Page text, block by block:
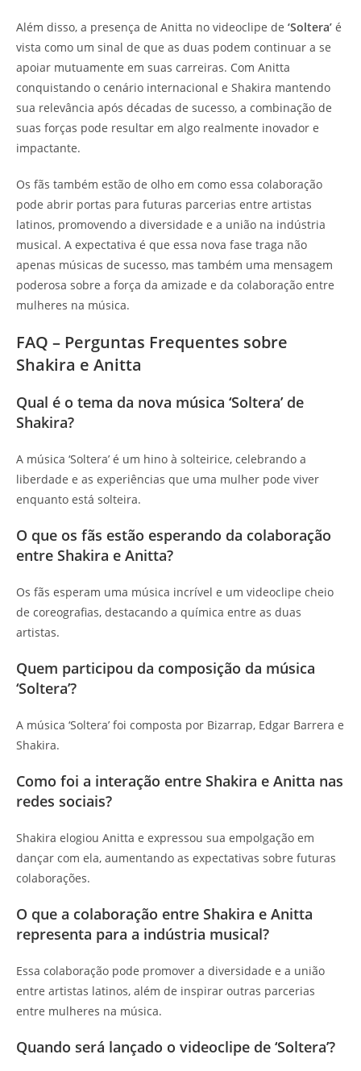
Além disso, a presença de Anitta no videoclipe de ‘Soltera’ é
vista como um sinal de que as duas podem continuar a se
apoiar mutuamente em suas carreiras. Com Anitta
conquistando o cenário internacional e Shakira mantendo
sua relevância após décadas de sucesso, a combinação de
suas forças pode resultar em algo realmente inovador e
impactante.
Os fãs também estão de olho em como essa colaboração
pode abrir portas para futuras parcerias entre artistas
latinos, promovendo a diversidade e a união na indústria
musical. A expectativa é que essa nova fase traga não
apenas músicas de sucesso, mas também uma mensagem
poderosa sobre a força da amizade e da colaboração entre
mulheres na música.
FAQ – Perguntas Frequentes sobre
Shakira e Anitta
Qual é o tema da nova música ‘Soltera’ de
Shakira?
A música ‘Soltera’ é um hino à solteirice, celebrando a
liberdade e as experiências que uma mulher pode viver
enquanto está solteira.
O que os fãs estão esperando da colaboração
entre Shakira e Anitta?
Os fãs esperam uma música incrível e um videoclipe cheio
de coreografias, destacando a química entre as duas
artistas.
Quem participou da composição da música
‘Soltera’?
A música ‘Soltera’ foi composta por Bizarrap, Edgar Barrera e
Shakira.
Como foi a interação entre Shakira e Anitta nas
redes sociais?
Shakira elogiou Anitta e expressou sua empolgação em
dançar com ela, aumentando as expectativas sobre futuras
colaborações.
O que a colaboração entre Shakira e Anitta
representa para a indústria musical?
Essa colaboração pode promover a diversidade e a união
entre artistas latinos, além de inspirar outras parcerias
entre mulheres na música.
Quando será lançado o videoclipe de ‘Soltera’?